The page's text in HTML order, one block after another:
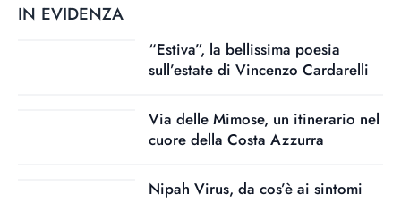
IN EVIDENZA
“Estiva”, la bellissima poesia
sull’estate di Vincenzo Cardarelli
Via delle Mimose, un itinerario nel
cuore della Costa Azzurra
Nipah Virus, da cos’è ai sintomi